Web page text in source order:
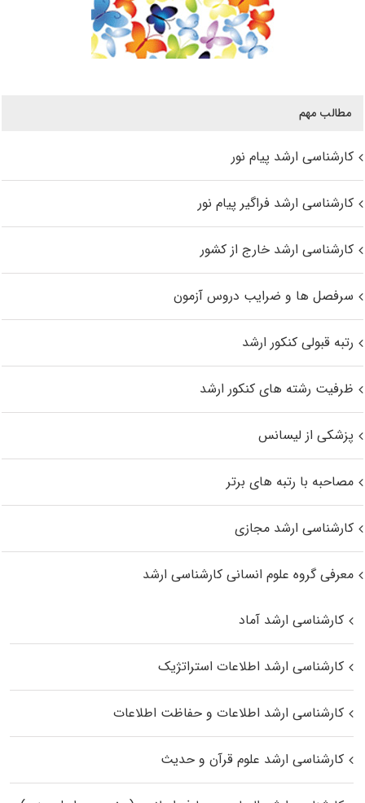
مطالب مهم
کارشناسی ارشد پیام نور
کارشناسی ارشد فراگیر پیام نور
کارشناسی ارشد خارج از کشور
سرفصل ها و ضرایب دروس آزمون
رتبه قبولی کنکور ارشد
ظرفیت رشته های کنکور ارشد
پزشکی از لیسانس
مصاحبه با رتبه های برتر
کارشناسی ارشد مجازی
معرفی گروه علوم انسانی کارشناسی ارشد
کارشناسی ارشد آماد
کارشناسی ارشد اطلاعات استراتژیک
کارشناسی ارشد اطلاعات و حفاظت اطلاعات
کارشناسی ارشد علوم قرآن و حدیث